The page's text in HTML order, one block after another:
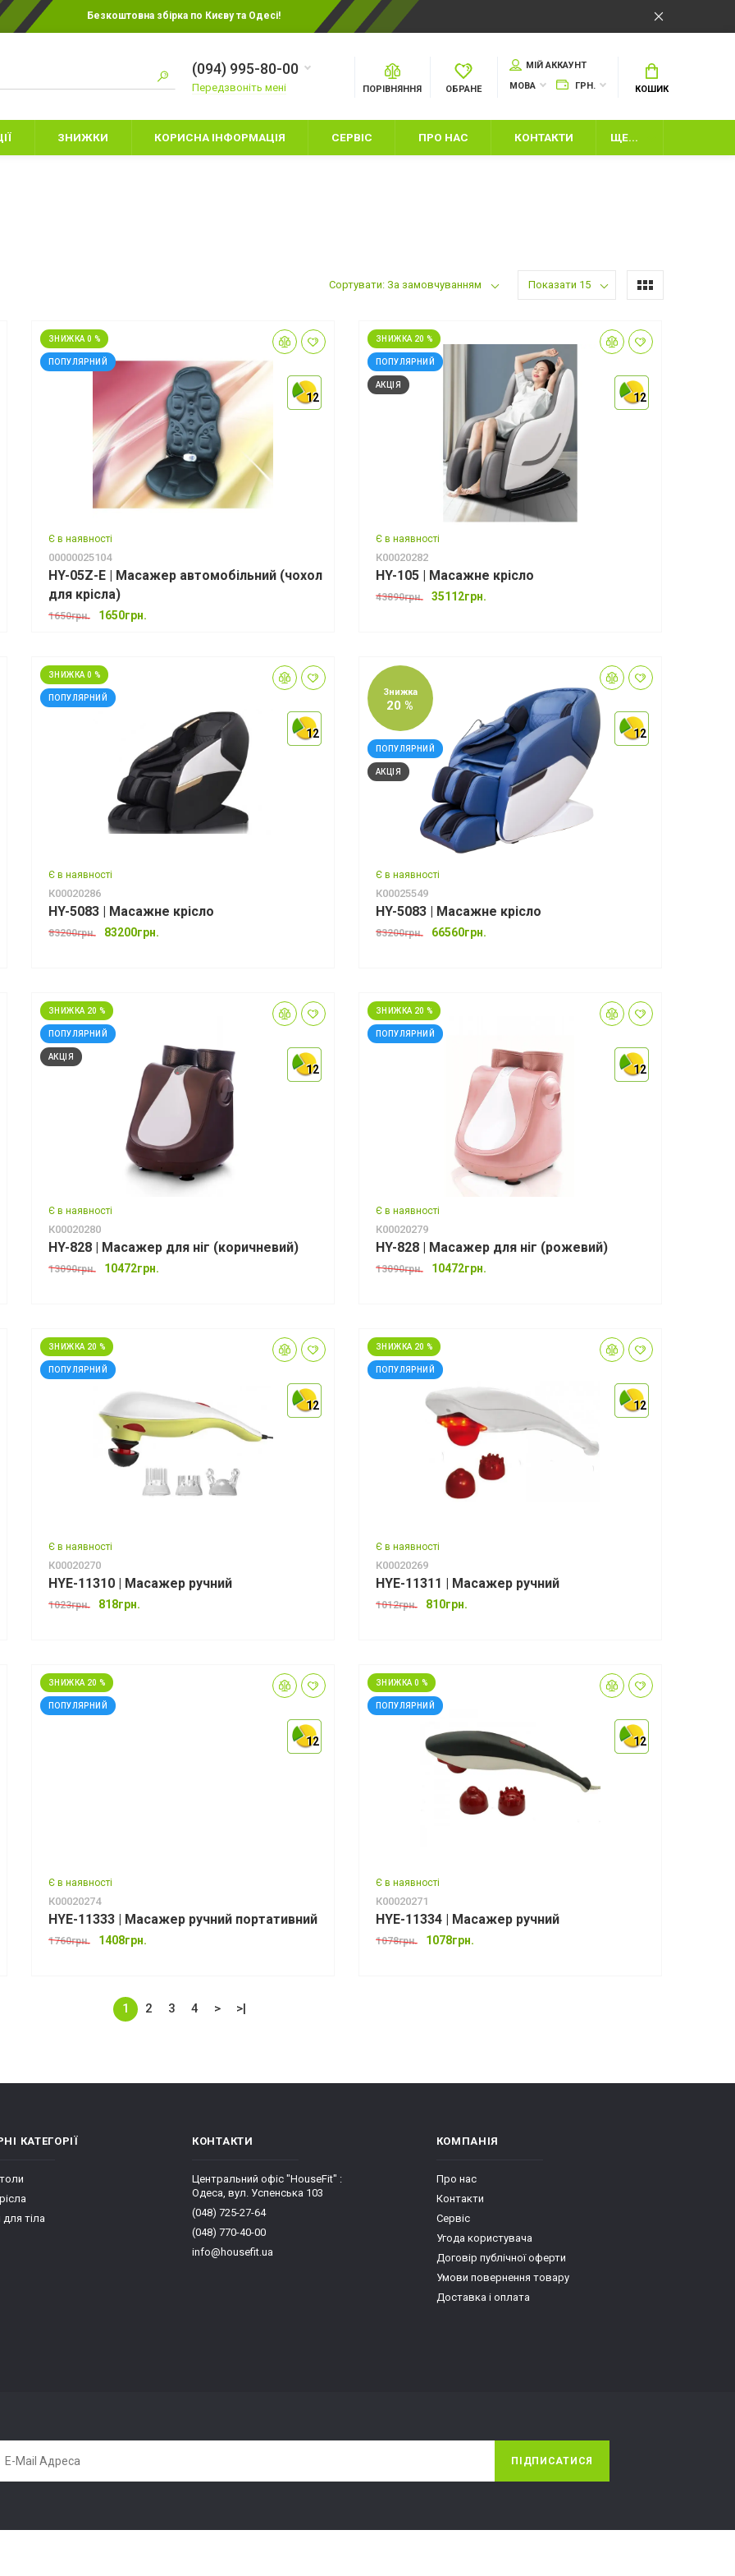
Безкоштовна збірка по Києву та Одесі!
(094) 995-80-00
Передзвоніть мені ПОРІВНЯННЯ ОБРАНЕ
МІЙ АККАУНТ
МОВА
ГРН. КОШИК
ДЛЯ БОКСА
ТУРИСТИЧНИЙ ІНВЕНТАР
ЗНИЖКИ КОРИСНА ІНФОРМАЦІЯ СЕРВІС ПРО НАС КОНТАКТИ ЩЕ...
Сортувати: За замовчуванням Показати 15
12
12
12
ЗНИЖКА 0 %
ПОПУЛЯРНИЙ
Є в наявності
00000025104
HY-05Z-E | Масажер автомобільний (чохол
для крісла)
1650грн. 1650грн.
12
12
12
ЗНИЖКА 20 %
ПОПУЛЯРНИЙ
АКЦІЯ
Є в наявності
К00020282
HY-105 | Масажне крісло
43890грн. 35112грн.
12
12
12
ЗНИЖКА 0 %
ПОПУЛЯРНИЙ
Є в наявності
К00020286
HY-5083 | Масажне крісло
83200грн. 83200грн.
12
12
12
Знижка
20 %
ПОПУЛЯРНИЙ
АКЦІЯ
Є в наявності
К00025549
HY-5083 | Масажне крісло
83200грн. 66560грн.
12
12
12
ЗНИЖКА 20 %
ПОПУЛЯРНИЙ
АКЦІЯ
Є в наявності
К00020280
HY-828 | Масажер для ніг (коричневий)
13090грн. 10472грн.
12
12
12
ЗНИЖКА 20 %
ПОПУЛЯРНИЙ
Є в наявності
К00020279
HY-828 | Масажер для ніг (рожевий)
13090грн. 10472грн.
12
12
12
ЗНИЖКА 20 %
ПОПУЛЯРНИЙ
Є в наявності
К00020270
HYE-11310 | Масажер ручний
1023грн. 818грн.
12
12
12
ЗНИЖКА 20 %
ПОПУЛЯРНИЙ
Є в наявності
К00020269
HYE-11311 | Масажер ручний
1012грн. 810грн.
12
12
12
ЗНИЖКА 20 %
ПОПУЛЯРНИЙ
Є в наявності
К00020274
HYE-11333 | Масажер ручний портативний
1760грн. 1408грн.
12
12
12
ЗНИЖКА 0 %
ПОПУЛЯРНИЙ
Є в наявності
К00020271
HYE-11334 | Масажер ручний
1078грн. 1078грн.
1 2 3 4 > >|
КАТЕГОРІЇ
тіла
КОНТАКТИ
Центральний офіс "HouseFit" :
Одеса, вул. Успенська 103
(048) 725-27-64
(048) 770-40-00
info@housefit.ua
КОМПАНІЯ
Про нас
Контакти
Сервіс
Угода користувача
Договір публічної оферти
Умови повернення товару
Доставка і оплата
ПІДПИСАТИСЯ
*